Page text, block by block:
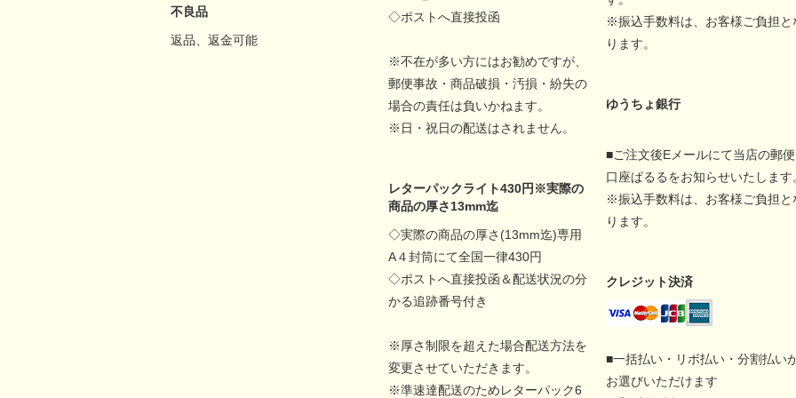
不良品
返品、返金可能
◇ポストへ直接投函
※不在が多い方にはお勧めですが、
郵便事故・商品破損・汚損・紛失の
場合の責任は負いかねます。
※日・祝日の配送はされません。
レターパックライト430円※実際の
商品の厚さ13mm迄
◇実際の商品の厚さ(13mm迄)専用
A４封筒にて全国一律430円
◇ポストへ直接投函＆配送状況の分
かる追跡番号付き
※厚さ制限を超えた場合配送方法を
変更させていただきます。
※準速達配送のためレターパック6
※振込手数料は、お客様ご負担と
ります。
ゆうちょ銀行
■ご注文後Eメールにて当店の郵便
口座ぱるるをお知らせいたします
※振込手数料は、お客様ご負担と
ります。
クレジット決済
■一括払い・リボ払い・分割払い
お選びいただけます